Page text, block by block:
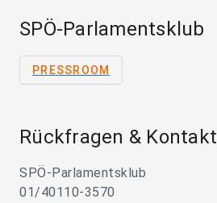
SPÖ-Parlamentsklub
PRESSROOM
Rückfragen & Kontakt
SPÖ-Parlamentsklub
01/40110-3570